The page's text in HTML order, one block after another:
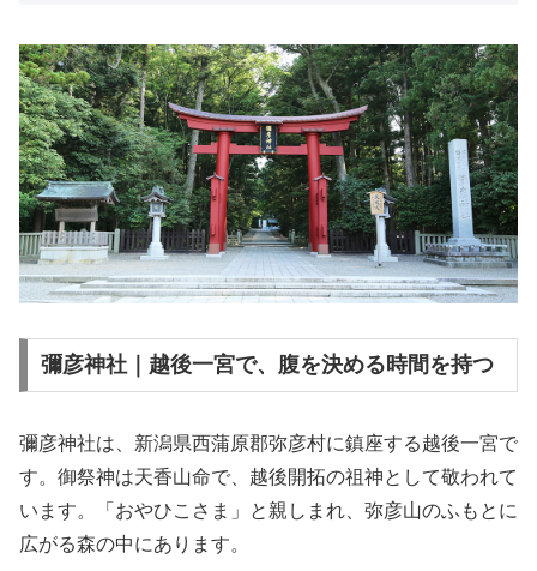
彌彦神社｜越後一宮で、腹を決める時間を持つ
彌彦神社は、新潟県西蒲原郡弥彦村に鎮座する越後一宮で
す。御祭神は天香山命で、越後開拓の祖神として敬われて
います。「おやひこさま」と親しまれ、弥彦山のふもとに
広がる森の中にあります。